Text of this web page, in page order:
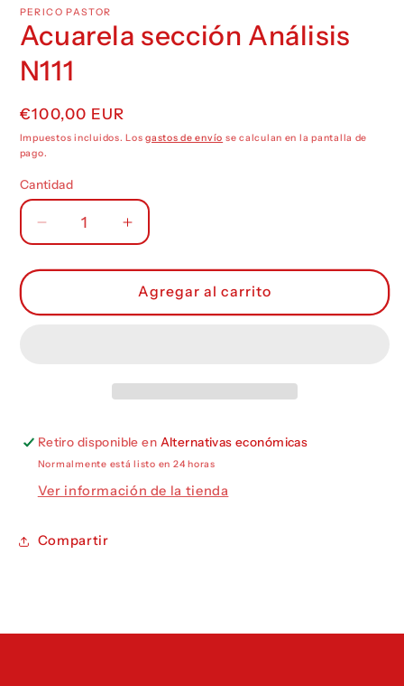
multimedia
en
una
ventana
modal
PERICO PASTOR
Acuarela sección Análisis
N111
Precio
habitual
€100,00 EUR
Impuestos incluidos. Losgastos de envío se calculan en la pantalla de
pago.
Cantidad
Reducir
cantidad
para
sección
Aumentar
cantidad
para
Acuarela
sección
Agregar al carrito
Retiro disponible en Alternativas económicas
Normalmente está listo en 24 horas
Ver información de la tienda
Compartir